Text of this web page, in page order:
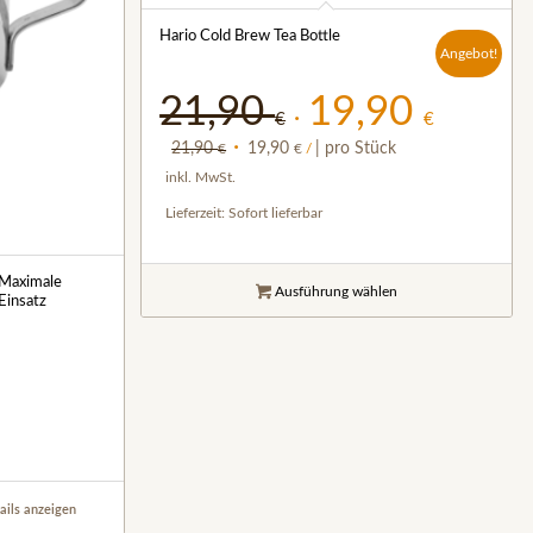
anzeigen
Hario Cold Brew Tea Bottle
21,90€
Ursprünglicher
Preis
19,90€Aktueller
Angebot!
21,90€ Ursprünglicher
Preis
19,90€Aktueller
ist:
/ | pro Stück
inkl. MwSt.
Lieferzeit:Sofort lieferbar
Ausführung wählen